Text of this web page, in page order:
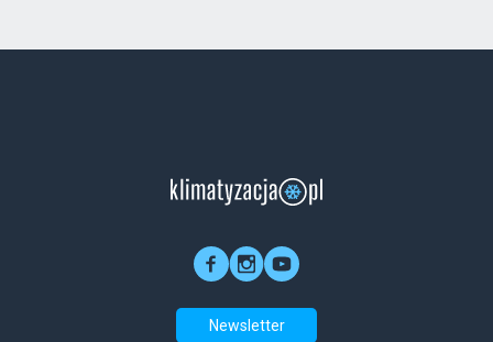
Newsletter